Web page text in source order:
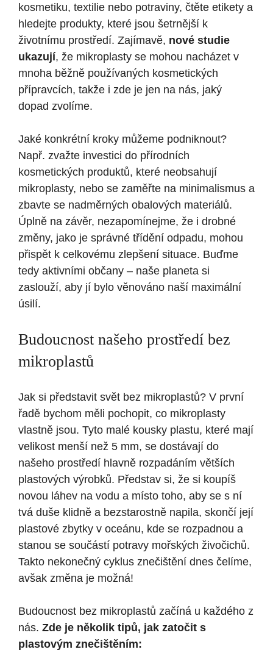
kosmetiku, textilie nebo potraviny, čtěte etikety a
hledejte produkty, které jsou šetrnější k
životnímu prostředí. Zajímavě, nové studie
ukazují, že mikroplasty se mohou nacházet v
mnoha běžně používaných kosmetických
přípravcích, takže i zde je jen na nás, jaký
dopad zvolíme.
Jaké konkrétní kroky můžeme podniknout?
Např. zvažte investici do přírodních
kosmetických produktů, které neobsahují
mikroplasty, nebo se zaměřte na minimalismus a
zbavte se nadměrných obalových materiálů.
Úplně na závěr, nezapomínejme, že i drobné
změny, jako je správné třídění odpadu, mohou
přispět k celkovému zlepšení situace. Buďme
tedy aktivními občany – naše planeta si
zaslouží, aby jí bylo věnováno naší maximální
úsilí.
Budoucnost našeho prostředí bez
mikroplastů
Jak si představit svět bez mikroplastů? V první
řadě bychom měli pochopit, co mikroplasty
vlastně jsou. Tyto malé kousky plastu, které mají
velikost menší než 5 mm, se dostávají do
našeho prostředí hlavně rozpadáním větších
plastových výrobků. Představ si, že si koupíš
novou láhev na vodu a místo toho, aby se s ní
tvá duše klidně a bezstarostně napila, skončí její
plastové zbytky v oceánu, kde se rozpadnou a
stanou se součástí potravy mořských živočichů.
Takto nekonečný cyklus znečištění dnes čelíme,
avšak změna je možná!
Budoucnost bez mikroplastů začíná u každého z
nás. Zde je několik tipů, jak zatočit s
plastovým znečištěním: